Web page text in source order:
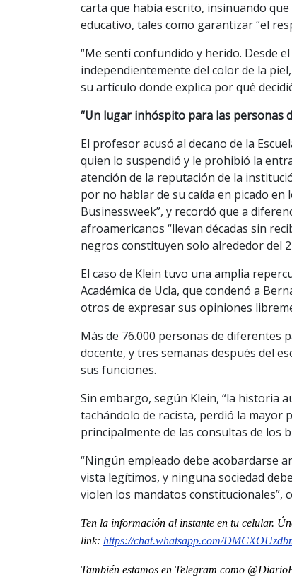
carta que había escrito, insinuando
educativo, tales como garantizar “el
“Me sentí confundido y herido. Desde
independientemente del color de la
su artículo donde explica por qué
“Un lugar inhóspito para las personas
El profesor acusó al decano de la
quien lo suspendió y le prohibió la
atención de la reputación de la
por no hablar de su caída en picado en
Businessweek”, y recordó que a
afroamericanos “llevan décadas sin
negros constituyen solo alrededor del
El caso de Klein tuvo una amplia
Académica de Ucla, que condenó a
otros de expresar sus opiniones
Más de 76.000 personas de diferentes
docente, y tres semanas después del
sus funciones.
Sin embargo, según Klein, “la historia
tachándolo de racista, perdió la mayor
principalmente de las consultas de los
“Ningún empleado debe acobardarse
vista legítimos, y ninguna sociedad
violen los mandatos constitucionales”,
Ten la información al instante en tu celular.
link: https://chat.whatsapp.com/
También estamos en Telegram como